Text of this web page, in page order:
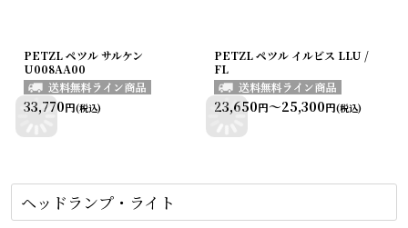
PETZL ペツル サルケン
U008AA00
33,770円(税込)
PETZL ペツル イルビス LLU /
FL
23,650円～25,300円(税込)
ヘッドランプ・ライト